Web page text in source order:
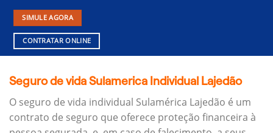
SIMULE AGORA
CONTRATAR ONLINE
Seguro de vida Sulamerica Individual Lajedão
O seguro de vida individual Sulamérica Lajedão é um
contrato de seguro que oferece proteção financeira à